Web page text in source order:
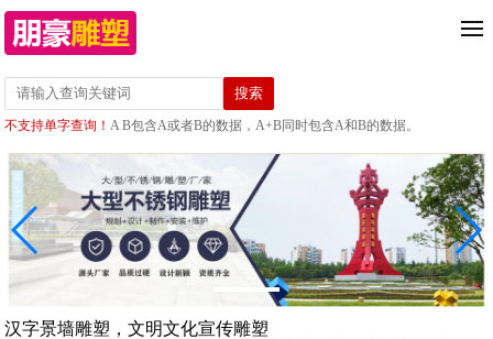
不支持单字查询！A B包含A或者B的数据，A+B同时包含A和B的数据。
汉字景墙雕塑，文明文化宣传雕塑